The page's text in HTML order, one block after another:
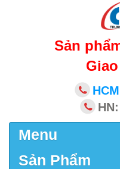
Sản
Menu
Sản Phẩm